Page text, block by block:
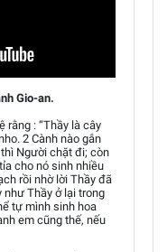
Gio-an.
rằng : “Thầy là cây
2 Cành nào gắn
Người chặt đi; còn
cho nó sinh nhiều
rồi nhờ lời Thầy đã
như Thầy ở lại trong
tự mình sinh hoa
em cũng thế, nếu